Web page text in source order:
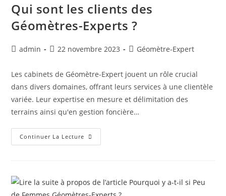
Qui sont les clients des
Géomètres-Experts ?
admin 22 novembre 2023 Géomètre-Expert
Les cabinets de Géomètre-Expert jouent un rôle crucial
dans divers domaines, offrant leurs services à une clientèle
variée. Leur expertise en mesure et délimitation des
terrains ainsi qu'en gestion foncière…
Continuer La Lecture